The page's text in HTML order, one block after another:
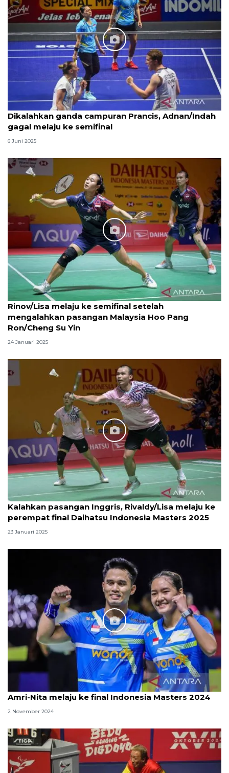
Dikalahkan ganda campuran Prancis, Adnan/Indah
gagal melaju ke semifinal
6 Juni 2025
Rinov/Lisa melaju ke semifinal setelah
mengalahkan pasangan Malaysia Hoo Pang
Ron/Cheng Su Yin
24 Januari 2025
Kalahkan pasangan Inggris, Rivaldy/Lisa melaju ke
perempat final Daihatsu Indonesia Masters 2025
23 Januari 2025
Amri-Nita melaju ke final Indonesia Masters 2024
2 November 2024